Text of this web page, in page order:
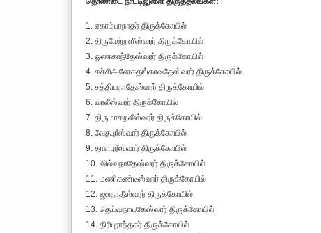
1. ஏகாம்பரநாதர் திருக்கோயில்
2. திருமேற்றளீஸ்வரர் திருக்கோயில்
3. ஓணகாந்தேஸ்வரர் திருக்கோயில்
4. கச்சிஅனேகதங்காவதேஸ்வரர் திருக்கோயில்
5. சத்தியநாதேஸ்வரர் திருக்கோயில்
6. வாலீஸ்வரர் திருக்கோயில்
7. திருமாகறலீஸ்வரர் திருக்கோயில்
8. வேதபுரீஸ்வரர் திருக்கோயில்
9. தாளபுரீஸ்வரர் திருக்கோயில்
10. வில்வநாதேஸ்வரர் திருக்கோயில்
11. மணிகண்டீஸ்வரர் திருக்கோயில்
12. ஜலநாதீஸ்வரர் திருக்கோயில்
13. தெய்வநாயகேஸ்வரர் திருக்கோயில்
14. திரிபுராந்தகர் திருக்கோயில்